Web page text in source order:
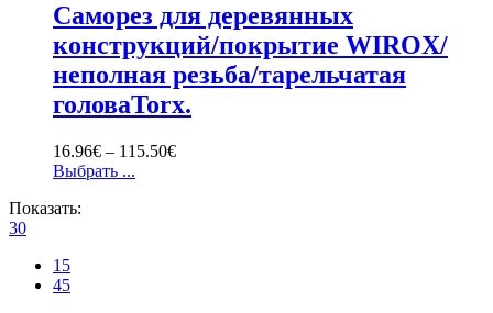
Саморез для деревянных
конструкций/покрытие WIROX/
неполная резьба/тарельчатая
головаTorx.
16.96€ – 115.50€
Выбрать ...
Показать:
30
15
45